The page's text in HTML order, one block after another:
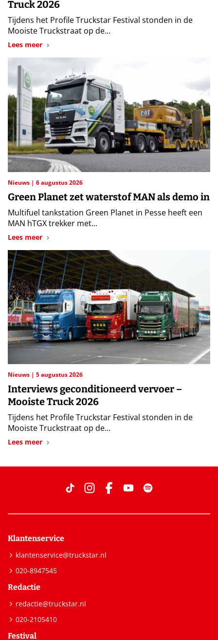
Truck 2026
Tijdens het Profile Truckstar Festival stonden in de
Mooiste Truckstraat op de...
Lees meer
Nieuws 6 augustus 2026
Green Planet zet waterstof MAN als demo in
Multifuel tankstation Green Planet in Pesse heeft een
MAN hTGX trekker met...
Lees meer
Nieuws 5 augustus 2026
Interviews geconditioneerd vervoer –
Mooiste Truck 2026
Tijdens het Profile Truckstar Festival stonden in de
Mooiste Truckstraat op de...
Lees meer
Klantenservice
klantenservice@truckstar.nl
020-8947545
Redactie
redactie@truckstar.nl
020-2105410
Festival